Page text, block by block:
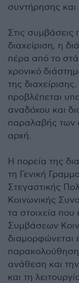
συντήρησης και
Στις συμβάσεις
διαχείριση, η
πέρα από το
χρονικό
της
προβλέπεται
αναδόχου και
παραλαβής των
αρχή.
Η πορεία της
τη Γενική
Στεγαστικής
Κοινωνικής
τα στοιχεία
Συμβάσεων
διαμορφώνεται
ανάθεση και
και τη